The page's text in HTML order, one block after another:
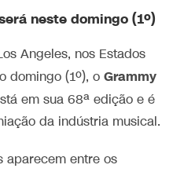
neste domingo (1º)
Angeles, nos Estados
domingo (1º), o Grammy
em sua 68ª edição e é
da indústria musical.
aparecem entre os